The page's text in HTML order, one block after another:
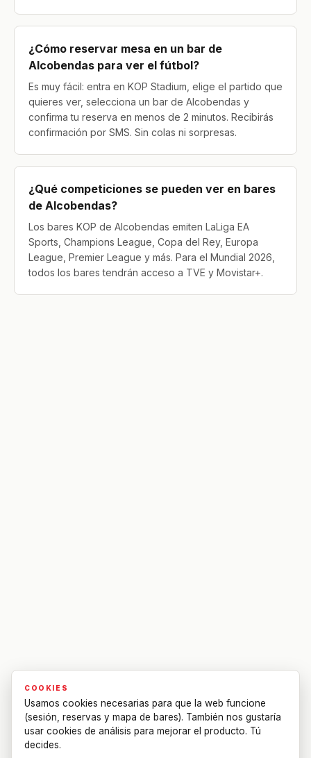
¿Cómo reservar mesa en un bar de
Alcobendas para ver el fútbol?
Es muy fácil: entra en KOP Stadium, elige el partido que
quieres ver, selecciona un bar de Alcobendas y
confirma tu reserva en menos de 2 minutos. Recibirás
confirmación por SMS. Sin colas ni sorpresas.
¿Qué competiciones se pueden ver en bares
de Alcobendas?
Los bares KOP de Alcobendas emiten LaLiga EA
Sports, Champions League, Copa del Rey, Europa
League, Premier League y más. Para el Mundial 2026,
todos los bares tendrán acceso a TVE y Movistar+.
COOKIES
Usamos cookies necesarias para que la web funcione
(sesión, reservas y mapa de bares). También nos gustaría
usar cookies de análisis para mejorar el producto. Tú
decides.